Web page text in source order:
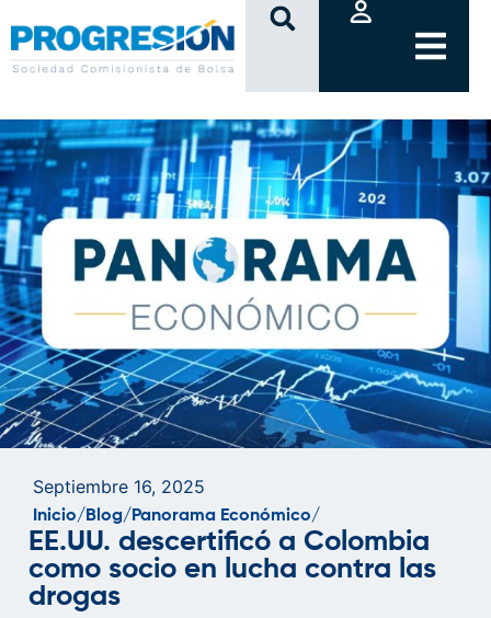
clic
Septiembre 16, 2025
Inicio/ Blog/ Panorama Económico/
EE.UU. descertificó a Colombia
como socio en lucha contra las
drogas